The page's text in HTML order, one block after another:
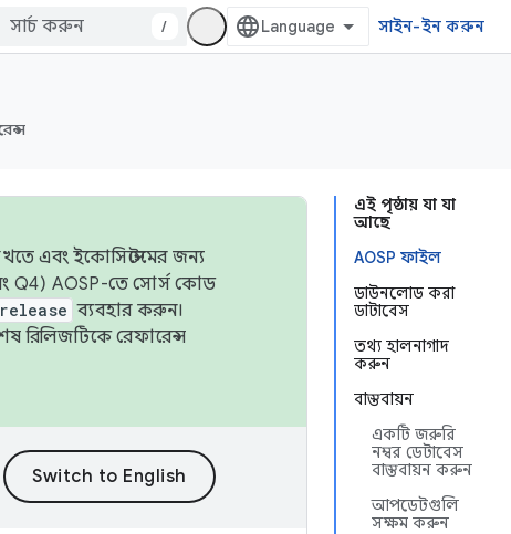
/ সাইন-ইন করুন
এই পৃষ্ঠায় যা যা
আছে
AOSP ফাইল
ডাউনলোড করা
ডাটাবেস
তথ্য হালনাগাদ
করুন
বাস্তবায়ন
একটি জরুরি
নম্বর ডেটাবেস
বাস্তবায়ন করুন
আপডেটগুলি
সক্ষম করুন
এবং ইকোসিস্টেমের জন্য
Q4) AOSP-তে সোর্স কোড
ব্যবহার করুন।
রিলিজটিকে রেফারেন্স